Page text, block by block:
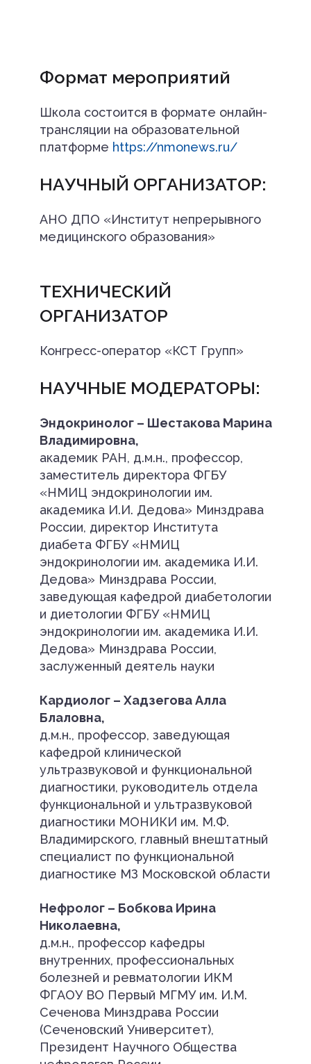
Формат мероприятий
Школа состоится в формате онлайн-
трансляции на образовательной
платформе https://nmonews.ru/
НАУЧНЫЙ ОРГАНИЗАТОР:
АНО ДПО «Институт непрерывного
медицинского образования»
ТЕХНИЧЕСКИЙ
ОРГАНИЗАТОР
Конгресс-оператор «КСТ Групп»
НАУЧНЫЕ МОДЕРАТОРЫ:
Эндокринолог – Шестакова Марина
Владимировна,
академик РАН, д.м.н., профессор,
заместитель директора ФГБУ
«НМИЦ эндокринологии им.
академика И.И. Дедова» Минздрава
России, директор Института
диабета ФГБУ «НМИЦ
эндокринологии им. академика И.И.
Дедова» Минздрава России,
заведующая кафедрой диабетологии
и диетологии ФГБУ «НМИЦ
эндокринологии им. академика И.И.
Дедова» Минздрава России,
заслуженный деятель науки
Кардиолог – Хадзегова Алла
Блаловна,
д.м.н., профессор, заведующая
кафедрой клинической
ультразвуковой и функциональной
диагностики, руководитель отдела
функциональной и ультразвуковой
диагностики МОНИКИ им. М.Ф.
Владимирского, главный внештатный
специалист по функциональной
диагностике МЗ Московской области
Нефролог – Бобкова Ирина
Николаевна,
д.м.н., профессор кафедры
внутренних, профессиональных
болезней и ревматологии ИКМ
ФГАОУ ВО Первый МГМУ им. И.М.
Сеченова Минздрава России
(Сеченовский Университет),
Президент Научного Общества